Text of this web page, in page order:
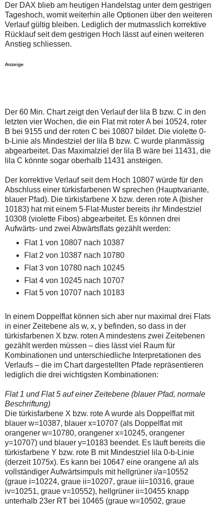
auch
Verstösse
gegen
die
Netiquette
oder
der
Ihre
Browsereinstellungen
oder
Ihre
Internetverbindung
und
versuchen
zu
einem
späteren
Zeitpunkt
noch
einmal.
Sollte
Problem
weiterbestehen
bitte
ich
Kontaktaufnahme
per
elliottwellen@online.de.
Bis
zur
Lösung
des
Problems
sind
die
Post
auf
der
Plattform
wallstreet-
online.de
verfügbar.
Alternativ
sind
die
Post
auch
auf
wallstreet-
Der DAX blieb am heutigen Handelstag unter dem gestrigen
Tageshoch, womit weiterhin alle Optionen über den weiteren
Verlauf gültig bleiben. Lediglich der mutmasslich korrektive
Rücklauf seit dem gestrigen Hoch lässt auf einen weiteren
Anstieg schliessen.
Anzeige
Der 60 Min. Chart zeigt den Verlauf der lila B bzw. C in den
letzten vier Wochen, die ein Flat mit roter A bei 10524, roter
B bei 9155 und der roten C bei 10807 bildet. Die violette 0-
b-Linie als Mindestziel der lila B bzw. C wurde planmässig
abgearbeitet. Das Maximalziel der lila B wäre bei 11431, die
lila C könnte sogar oberhalb 11431 ansteigen.
Der korrektive Verlauf seit dem Hoch 10807 würde für den
Abschluss einer türkisfarbenen W sprechen (Hauptvariante,
blauer Pfad). Die türkisfarbene X bzw. deren rote A (bisher
10183) hat mit einem 5-Flat-Muster bereits ihr Mindestziel
10308 (violette Fibos) abgearbeitet. Es können drei
Aufwärts- und zwei Abwärtsflats gezählt werden:
Flat 1 von 10807 nach 10387
Flat 2 von 10387 nach 10780
Flat 3 von 10780 nach 10245
Flat 4 von 10245 nach 10707
Flat 5 von 10707 nach 10183
In einem Doppelflat können sich aber nur maximal drei Flats
in einer Zeitebene als w, x, y befinden, so dass in der
türkisfarbenen X bzw. roten A mindestens zwei Zeitebenen
gezählt werden müssen – dies lässt viel Raum für
Kombinationen und unterschiedliche Interpretationen des
Verlaufs – die im Chart dargestellten Pfade repräsentieren
lediglich die drei wichtigsten Kombinationen:
Flat 1 und Flat 5 auf einer Zeitebene (blauer Pfad, normale
Beschriftung)
Die türkisfarbene X bzw. rote A wurde als Doppelflat mit
blauer w=10387, blauer x=10707 (als Doppelflat mit
orangener w=10780, orangener x=10245, orangener
y=10707) und blauer y=10183 beendet. Es läuft bereits die
türkisfarbene Y bzw. rote B mit Mindestziel lila 0-b-Linie
(derzeit 1075x). Es kann bei 10647 eine orangene a/i als
vollständiger Aufwärtsimpuls mit hellgrüner i/a=10552
(graue i=10224, graue ii=10207, graue iii=10316, graue
iv=10251, graue v=10552), hellgrüner ii=10455 knapp
unterhalb 23er RT bei 10465 (graue w=10502, graue